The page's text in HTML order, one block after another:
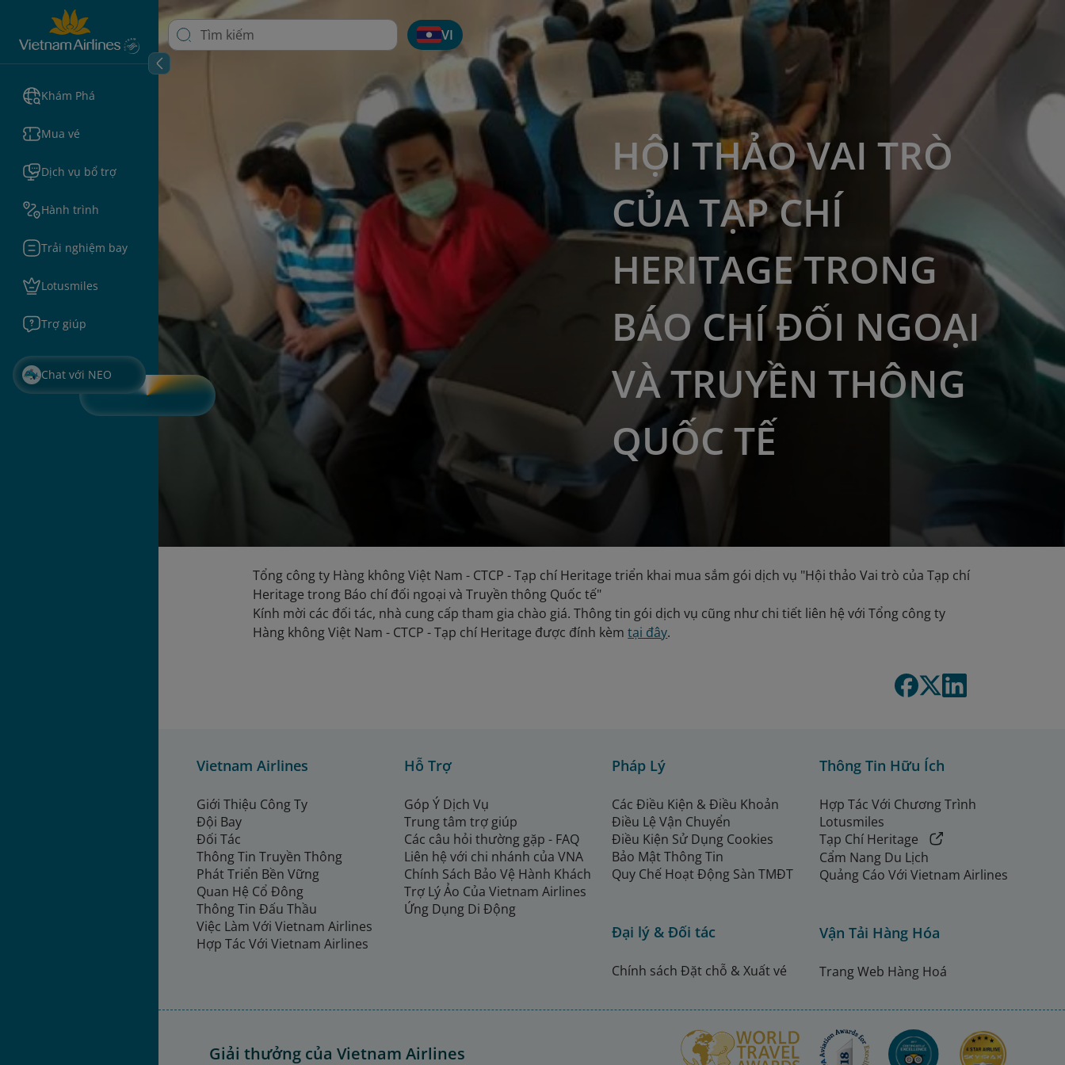
Khám Phá
Mua vé
Dịch vụ bổ trợ
Hành trình
Trải nghiệm bay
Lotusmiles
Trợ giúp
Chat với NEO
VI
HỘI THẢO VAI TRÒ
CỦA TẠP CHÍ
HERITAGE TRONG
BÁO CHÍ ĐỐI NGOẠI
VÀ TRUYỀN THÔNG
QUỐC TẾ
Tổng công ty Hàng không Việt Nam - CTCP - Tạp chí Heritage triển khai mua sắm gói dịch vụ "Hội thảo Vai trò của Tạp chí
Heritage trong Báo chí đối ngoại và Truyền thông Quốc tế"
Kính mời các đối tác, nhà cung cấp tham gia chào giá. Thông tin gói dịch vụ cũng như chi tiết liên hệ với Tổng công ty
Hàng không Việt Nam - CTCP - Tạp chí Heritage được đính kèmtại đây.
Vietnam Airlines
Giới Thiệu Công Ty
Đội Bay
Đối Tác
Thông Tin Truyền Thông
Phát Triển Bền Vững
Quan Hệ Cổ Đông
Thông Tin Đấu Thầu
Việc Làm Với Vietnam Airlines
Hợp Tác Với Vietnam Airlines
Hỗ Trợ
Góp Ý Dịch Vụ
Trung tâm trợ giúp
Các câu hỏi thường gặp - FAQ
Liên hệ với chi nhánh của VNA
Chính Sách Bảo Vệ Hành Khách
Trợ Lý Ảo Của Vietnam Airlines
Ứng Dụng Di Động
Pháp Lý
Các Điều Kiện & Điều Khoản
Điều Lệ Vận Chuyển
Điều Kiện Sử Dụng Cookies
Bảo Mật Thông Tin
Quy Chế Hoạt Động Sàn TMĐT
Đại lý & Đối tác
Chính sách Đặt chỗ & Xuất vé
Thông Tin Hữu Ích
Hợp Tác Với Chương Trình
Lotusmiles
Tạp Chí Heritage
Cẩm Nang Du Lịch
Quảng Cáo Với Vietnam Airlines
Vận Tải Hàng Hóa
Trang Web Hàng Hoá
Giải thưởng của Vietnam Airlines